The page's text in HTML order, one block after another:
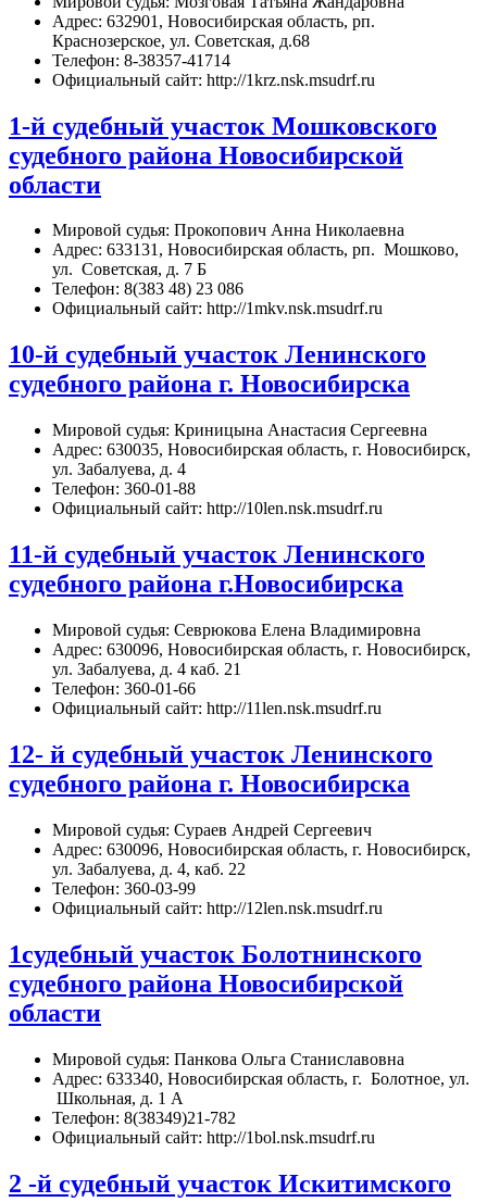
Адрес: 632901, Новосибирская область, рп.
Краснозерское, ул. Советская, д.68
Телефон: 8-38357-41714
Официальный сайт: http://1krz.nsk.msudrf.ru
1-й судебный участок Мошковского
судебного района Новосибирской
области
Мировой судья: Прокопович Анна Николаевна
Адрес: 633131, Новосибирская область, рп. Мошково,
ул. Советская, д. 7 Б
Телефон: 8(383 48) 23 086
Официальный сайт: http://1mkv.nsk.msudrf.ru
10-й судебный участок Ленинского
судебного района г. Новосибирска
Мировой судья: Криницына Анастасия Сергеевна
Адрес: 630035, Новосибирская область, г. Новосибирск,
ул. Забалуева, д. 4
Телефон: 360-01-88
Официальный сайт: http://10len.nsk.msudrf.ru
11-й судебный участок Ленинского
судебного района г.Новосибирска
Мировой судья: Севрюкова Елена Владимировна
Адрес: 630096, Новосибирская область, г. Новосибирск,
ул. Забалуева, д. 4 каб. 21
Телефон: 360-01-66
Официальный сайт: http://11len.nsk.msudrf.ru
12- й судебный участок Ленинского
судебного района г. Новосибирска
Мировой судья: Сураев Андрей Сергеевич
Адрес: 630096, Новосибирская область, г. Новосибирск,
ул. Забалуева, д. 4, каб. 22
Телефон: 360-03-99
Официальный сайт: http://12len.nsk.msudrf.ru
1судебный участок Болотнинского
судебного района Новосибирской
области
Мировой судья: Панкова Ольга Станиславовна
Адрес: 633340, Новосибирская область, г. Болотное, ул.
Школьная, д. 1 А
Телефон: 8(38349)21-782
Официальный сайт: http://1bol.nsk.msudrf.ru
2 -й судебный участок Искитимского